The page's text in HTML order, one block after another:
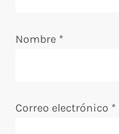
n
r
Nombre *
Correo electrónico *